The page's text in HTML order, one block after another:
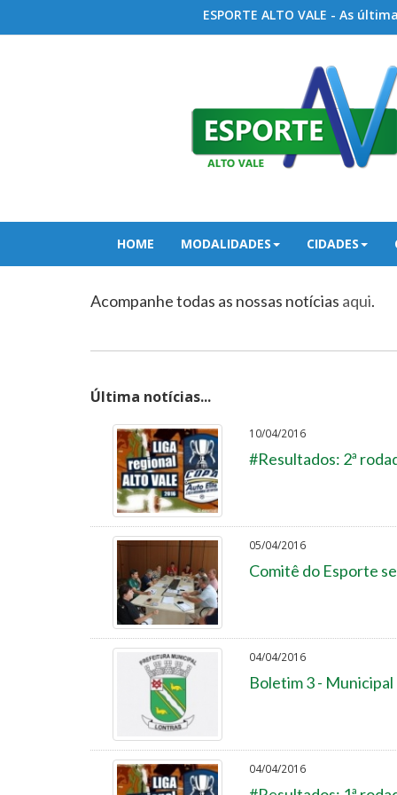
ESPORTE ALTO VALE - As
HOME MODALIDADES CIDADES
Acompanhe todas as nossas notícias aqui.
Última notícias...
10/04/2016
#Resultados: 2ª
05/04/2016
Comitê do Esporte
04/04/2016
Boletim 3 -
04/04/2016